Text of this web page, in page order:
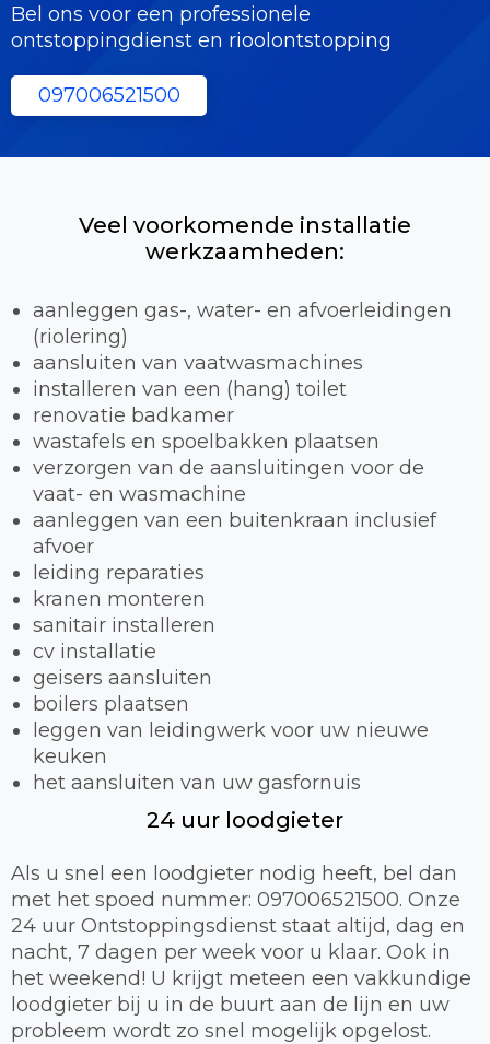
Bel ons voor een professionele
ontstoppingdienst en rioolontstopping
097006521500
Veel voorkomende installatie
werkzaamheden:
aanleggen gas-, water- en afvoerleidingen
(riolering)
aansluiten van vaatwasmachines
installeren van een (hang) toilet
renovatie badkamer
wastafels en spoelbakken plaatsen
verzorgen van de aansluitingen voor de
vaat- en wasmachine
aanleggen van een buitenkraan inclusief
afvoer
leiding reparaties
kranen monteren
sanitair installeren
cv installatie
geisers aansluiten
boilers plaatsen
leggen van leidingwerk voor uw nieuwe
keuken
het aansluiten van uw gasfornuis
24 uur loodgieter
Als u snel een loodgieter nodig heeft, bel dan
met het spoed nummer: 097006521500. Onze
24 uur Ontstoppingsdienst staat altijd, dag en
nacht, 7 dagen per week voor u klaar. Ook in
het weekend! U krijgt meteen een vakkundige
loodgieter bij u in de buurt aan de lijn en uw
probleem wordt zo snel mogelijk opgelost.